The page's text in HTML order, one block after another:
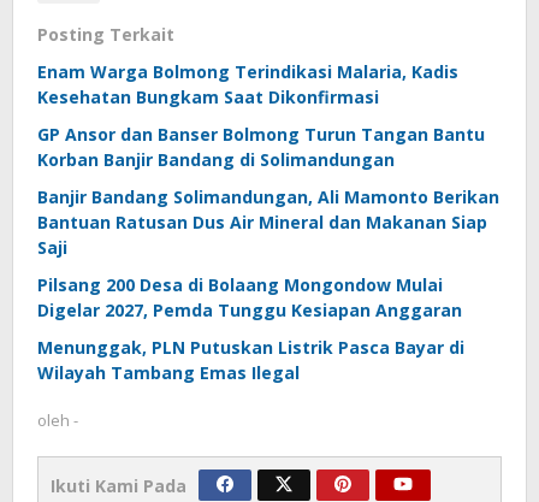
Posting Terkait
Enam Warga Bolmong Terindikasi Malaria, Kadis
Kesehatan Bungkam Saat Dikonfirmasi
GP Ansor dan Banser Bolmong Turun Tangan Bantu
Korban Banjir Bandang di Solimandungan
Banjir Bandang Solimandungan, Ali Mamonto Berikan
Bantuan Ratusan Dus Air Mineral dan Makanan Siap
Saji
Pilsang 200 Desa di Bolaang Mongondow Mulai
Digelar 2027, Pemda Tunggu Kesiapan Anggaran
Menunggak, PLN Putuskan Listrik Pasca Bayar di
Wilayah Tambang Emas Ilegal
oleh -
Ikuti Kami Pada